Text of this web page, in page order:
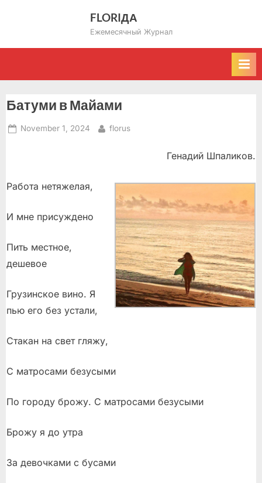
FLORIДА
Ежемесячный Журнал
Батуми в Майами
Posted
November 1, 2024 By
florus
Генадий Шпаликов.
Работа нетяжелая,
И мне присуждено
Пить местное,
дешевое
Грузинское вино. Я
пью его без устали,
Стакан на свет гляжу,
С матросами безусыми
По городу брожу. С матросами безусыми
Брожу я до утра
За девочками с бусами